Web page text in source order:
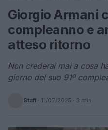
Giorgio Armani
compleanno e
atteso ritorno
Non crederai mai a cosa
giorno del suo 91º
Staff · 11/07/2025 · 3 min